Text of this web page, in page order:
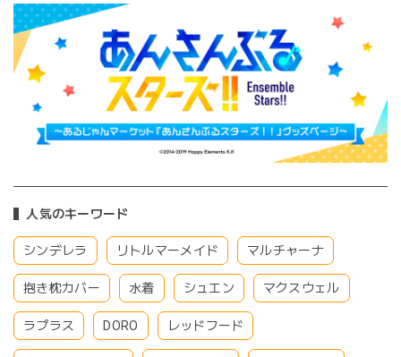
人気のキーワード
シンデレラ リトルマーメイド マルチャーナ
抱き枕カバー 水着 シュエン マクスウェル
ラプラス DORO レッドフード